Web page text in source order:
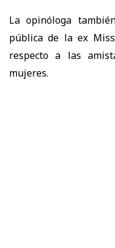
La opinóloga
pública de la ex
respecto a las
mujeres.